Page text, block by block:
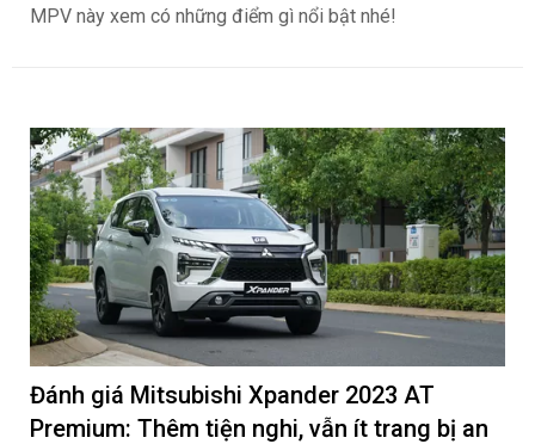
MPV này xem có những điểm gì nổi bật nhé!
Đánh giá Mitsubishi Xpander 2023 AT
Premium: Thêm tiện nghi, vẫn ít trang bị an